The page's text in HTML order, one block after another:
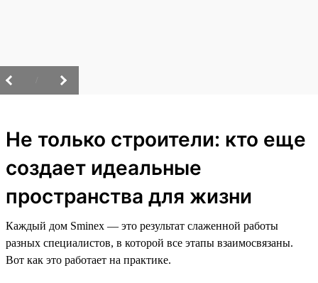
Не только строители: кто еще
создает идеальные
пространства для жизни
Каждый дом Sminex — это результат слаженной работы
разных специалистов, в которой все этапы взаимосвязаны.
Вот как это работает на практике.